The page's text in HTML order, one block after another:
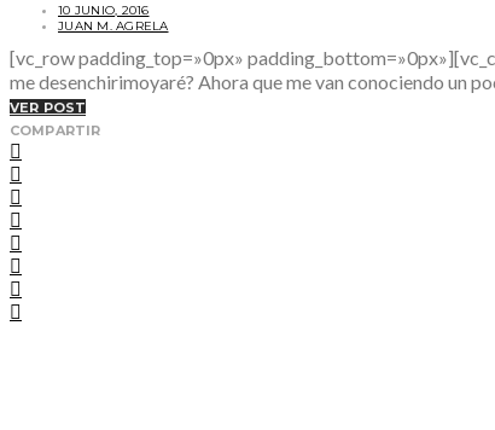
10 JUNIO, 2016
JUAN M. AGRELA
[vc_row padding_top=»0px»
me desenchirimoyaré? Ahora que me van conociendo un
VER POST
COMPARTIR